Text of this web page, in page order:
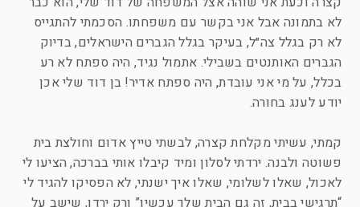
לא בתמונה אבל אני בקשר עם משפחתו. הסכמתי להתגייס
לא רק בגלל צה״ל, בעיקר בגלל הגברים הישראלים, בדיוק
הגברים האותנטים בשבילי. אתמול נגיד, היה ספתח לא רע
בכלל, על מי אני עובדת, היה ספתח אדיר! בן דוד שלי אכן
יודע לענג בחורה.
קמתי, עשיתי מקלחת קצרה, לבשתי טייץ אדום וחולצת בית
פשוטה ולבנה. ירדתי לסלון ומיד קיבלו אותי בברכה, הציעו לי
לאכול, שאלו לשלומי, שאלו איך ישנתי, לא הפסיקו להגיד לי
“תרגישי בבית, זה גם הבית שלך עכשיו” ורק ירדן, שישב על